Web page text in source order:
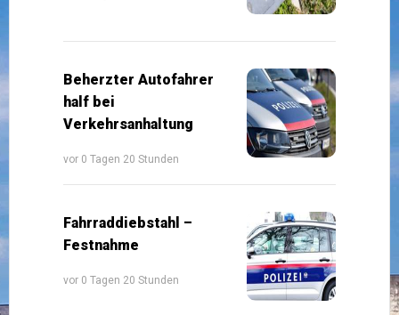
Beherzter Autofahrer
half bei
Verkehrsanhaltung
vor 0 Tagen 20 Stunden
Fahrraddiebstahl –
Festnahme
vor 0 Tagen 20 Stunden